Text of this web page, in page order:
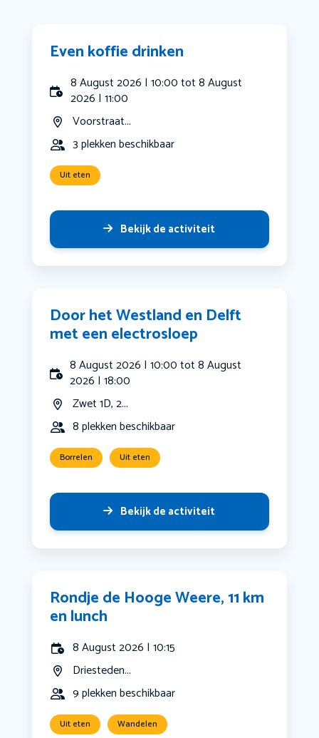
Even koffie drinken
8 August 2026 | 10:00 tot 8 August
2026 | 11:00
Voorstraat...
3 plekken beschikbaar
Uit eten
Bekijk de activiteit
Door het Westland en Delft
met een electrosloep
8 August 2026 | 10:00 tot 8 August
2026 | 18:00
Zwet 1D, 2...
8 plekken beschikbaar
Borrelen Uit eten
Bekijk de activiteit
Rondje de Hooge Weere, 11 km
en lunch
8 August 2026 | 10:15
Driesteden...
9 plekken beschikbaar
Uit eten Wandelen